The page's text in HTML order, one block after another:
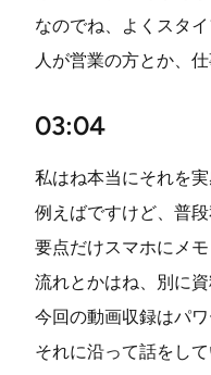
なのでね、よくスタ
人が営業の方とか、
03:04
私はね本当にそれを実
例えばですけど、普
要点だけスマホにメ
流れとかはね、別に
今回の動画収録はパ
それに沿って話をし